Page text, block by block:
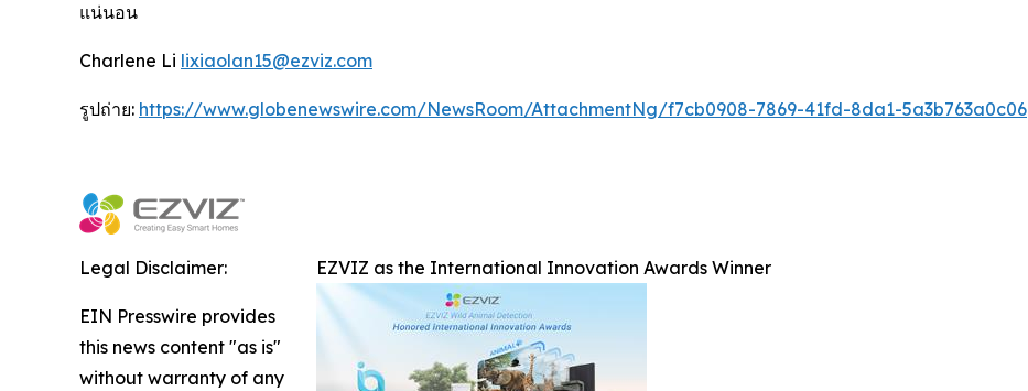
แน่นอน
Charlene Li lixiaolan15@ezviz.com
รูปถ่าย: https://www.globenewswire.com/NewsRoom/AttachmentNg/f7cb0908-7869-41fd-8da1-5a3b763a0c06
EZVIZ as the International Innovation Awards Winner
Legal Disclaimer:
EIN Presswire provides
this news content "as is"
without warranty of any